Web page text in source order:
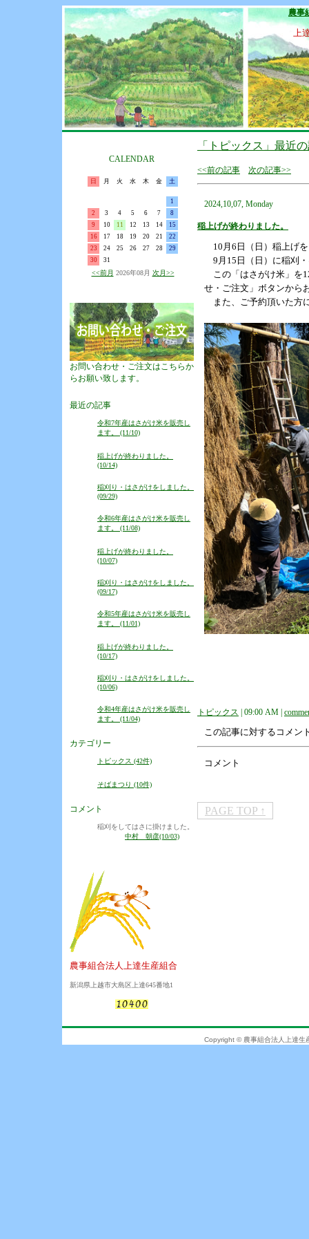
農事
上
CALENDAR
日 月 火 水 木 金 土
1
2
3 4 5 6 7
8
9
10 11 12 13 14
15
16
17 18 19 20 21
22
23
24 25 26 27 28
29
30
31
<<前月 2026年08月 次月>>
お問い合わせ・ご注文はこちらか
らお願い致します。
最近の記事
令和7年産はさがけ米を販売し
ます。 (11/10)
稲上げが終わりました。
(10/14)
稲刈り・はさがけをしました。
(09/29)
令和6年産はさがけ米を販売し
ます。 (11/08)
稲上げが終わりました。
(10/07)
稲刈り・はさがけをしました。
(09/17)
令和5年産はさがけ米を販売し
ます。 (11/01)
稲上げが終わりました。
(10/17)
稲刈り・はさがけをしました。
(10/06)
令和4年産はさがけ米を販売し
ます。 (11/04)
カテゴリー
トピックス (42件)
そばまつり (10件)
コメント
稲刈をしてはさに掛けました。
中村 朝彦(10/03)
農事組合法人上達生産組合
新潟県上越市大島区上達645番地1
「トピックス」最近
<<前の記事 次の記事>>
2024,10,07, Monday
稲上げが終わりました。
10月6日（日）稲上げ
9月15日（日）に稲刈
この「はさがけ米」を
せ・ご注文」ボタンから
また、ご予約頂いた方
トピックス | 09:00 AM |
この記事に対するコメン
コメント
PAGE TOP ↑
Copyright © 農事組合法人上達生